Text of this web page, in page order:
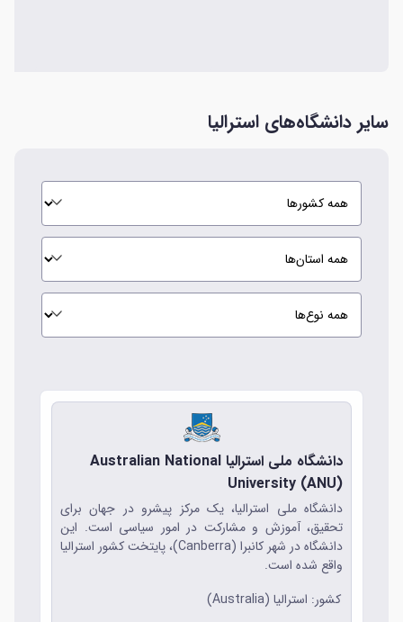
سایر دانشگاه‌های استرالیا
دانشگاه ملی استرالیا Australian National
University (ANU)
دانشگاه ملی استرالیا، یک مرکز پیشرو در جهان برای
تحقیق، آموزش و مشارکت در امور سیاسی است. این
دانشگاه در شهر کانبرا (Canberra)، پایتخت کشور استرالیا
واقع شده است.
کشور: استرالیا (Australia)